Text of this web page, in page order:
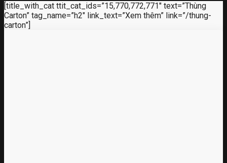
[title_with_cat ttit_cat_ids=”15,770,772,771″ text=”Thùng
Carton” tag_name=”h2″ link_text=”Xem thêm” link=”/thung-
carton”]